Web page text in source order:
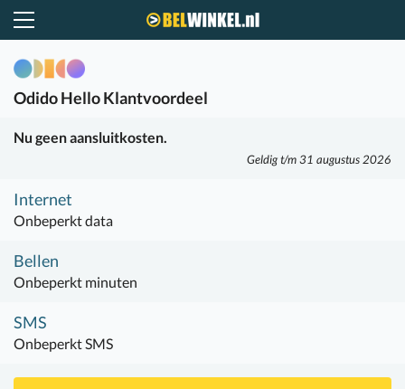
OdidoHello Klantvoordeel
Nu geen aansluitkosten.
Geldig t/m 31 augustus 2026
Internet
Onbeperkt data
Bellen
Onbeperkt minuten
SMS
Onbeperkt SMS